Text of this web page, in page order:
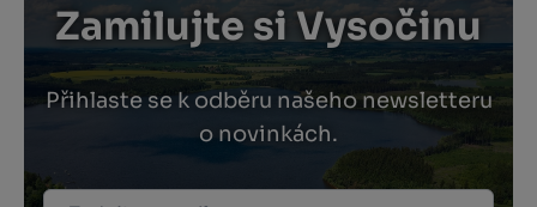
Zamilujte si Vysočinu
Přihlaste se k odběru našeho newsletteru
o novinkách.